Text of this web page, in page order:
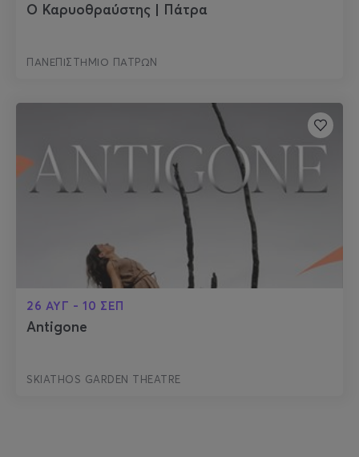
Ο Καρυοθραύστης | Πάτρα
ΠΑΝΕΠΙΣΤΗΜΙΟ ΠΑΤΡΩΝ
26 ΑΥΓ - 10 ΣΕΠ
Antigone
SKIATHOS GARDEN THEATRE